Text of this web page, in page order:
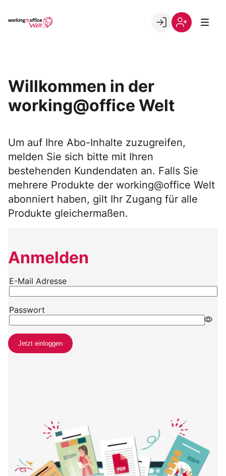
Go to landing page.
Welt
Willkommen in der
working@office Welt
Um auf Ihre Abo-Inhalte zuzugreifen,
melden Sie sich bitte mit Ihren
bestehenden Kundendaten an. Falls Sie
mehrere Produkte der working@office Welt
abonniert haben, gilt Ihr Zugang für alle
Produkte gleichermaßen.
Anmelden